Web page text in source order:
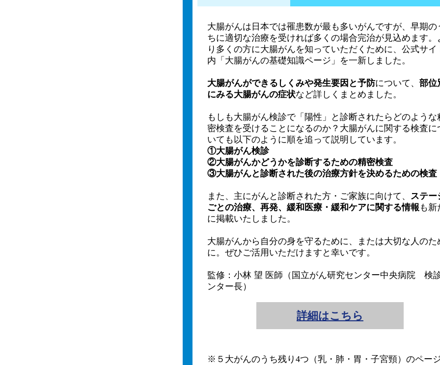
大腸がんは日本では罹患数が最も多いがんですが、早期の
ちに適切な治療を受ければ多くの場合完治が見込めます。
り多くの方に大腸がんを知っていただくために、公式サイ
内「大腸がんの基礎知識ページ」を一新しました。
大腸がんができるしくみや発生要因と予防について、 部位
にみる大腸がんの症状など詳しくまとめました。
もしも大腸がん検診で「陽性」と診断されたらどのような
密検査を受けることになるのか？大腸がんに関する検査に
いても以下のように順を追って説明しています。
①大腸がん検診
②大腸がんかどうかを診断するための精密検査
③大腸がんと診断された後の治療方針を決めるための検査
また、主にがんと診断された方・ご家族に向けて、 ステー
ごとの治療、再発、緩和医療・緩和ケアに関する情報 も新
に掲載いたしました。
大腸がんから自分の身を守るために、または大切な人のた
に。ぜひご活用いただけますと幸いです。
監修：小林 望 医師（国立がん研究センター中央病院 検
ンター長）
詳細はこちら
※５大がんのうち残り4つ（乳・肺・胃・子宮頸）のペー